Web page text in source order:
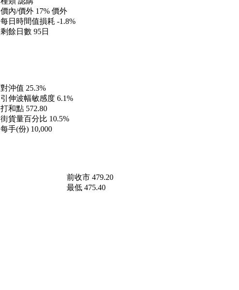
價內/價外 17% 價外
每日時間值損耗 -1.8%
剩餘日數 95日
對沖值 25.3%
引伸波幅敏感度 6.1%
打和點 572.80
街貨量百分比 10.5%
每手(份) 10,000
前收市 479.20
最低 475.40